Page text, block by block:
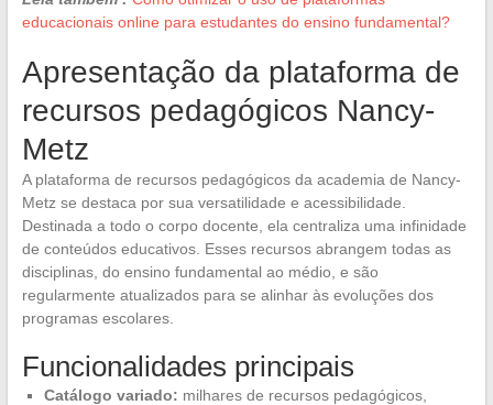
educacionais online para estudantes do ensino fundamental?
Apresentação da plataforma de
recursos pedagógicos Nancy-
Metz
A plataforma de recursos pedagógicos da academia de Nancy-
Metz se destaca por sua versatilidade e acessibilidade.
Destinada a todo o corpo docente, ela centraliza uma infinidade
de conteúdos educativos. Esses recursos abrangem todas as
disciplinas, do ensino fundamental ao médio, e são
regularmente atualizados para se alinhar às evoluções dos
programas escolares.
Funcionalidades principais
Catálogo variado: milhares de recursos pedagógicos,